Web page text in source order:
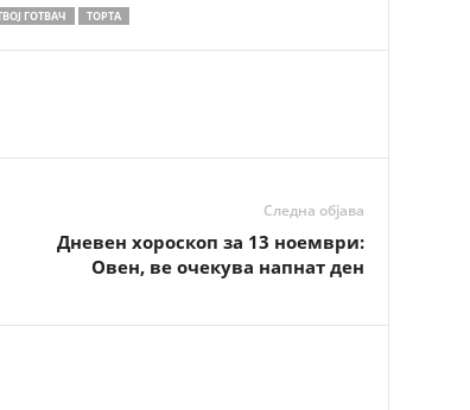
ГОТВАЧ ТОРТА
Следна објава
Дневен хороскоп за 13 ноември:
Овен, ве очекува напнат ден